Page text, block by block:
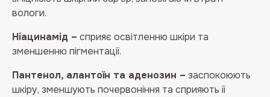
вологи.
Ніацинамід – сприяє освітленню шкіри та
зменшенню пігментації.
Пантенол, алантоїн та аденозин – заспокоюють
шкіру, зменшують почервоніння та сприяють її